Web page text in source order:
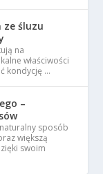
ze śluzu
na
właściwości
kondycję …
–
sposób
większą
swoim